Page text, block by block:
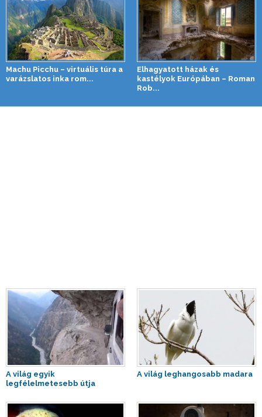
Machu Picchu – virtuális túra a
varázslatos inka rom...
Elhagyatott házak és
kastélyok Európában – Roman
Rob...
A világ egyik
legfélelmetesebb útja
A világ leghangosabb madara